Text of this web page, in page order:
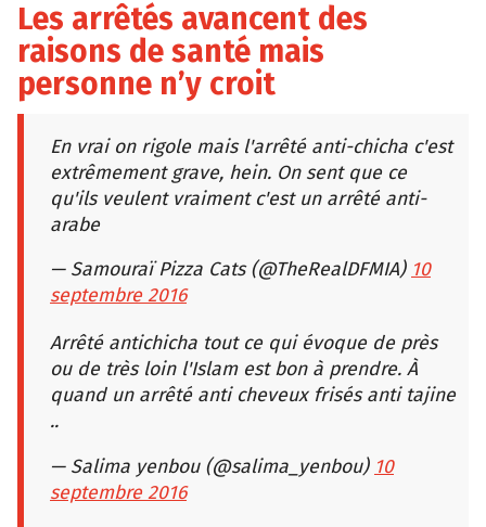
Les arrêtés avancent des
raisons de santé mais
personne n’y croit
En vrai on rigole mais l'arrêté anti-chicha c'est
extrêmement grave, hein. On sent que ce
qu'ils veulent vraiment c'est un arrêté anti-
arabe
— Samouraï Pizza Cats (@TheRealDFMIA) 10
septembre 2016
Arrêté antichicha tout ce qui évoque de près
ou de très loin l'Islam est bon à prendre. À
quand un arrêté anti cheveux frisés anti tajine
..
— Salima yenbou (@salima_yenbou) 10
septembre 2016